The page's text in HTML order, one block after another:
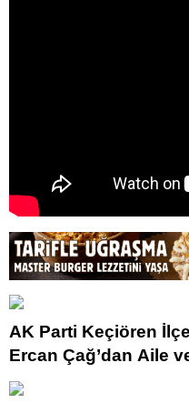
AK Parti Keçiören İlçe
Ercan Çağ’dan Aile
Bakanlığı’na Önemli